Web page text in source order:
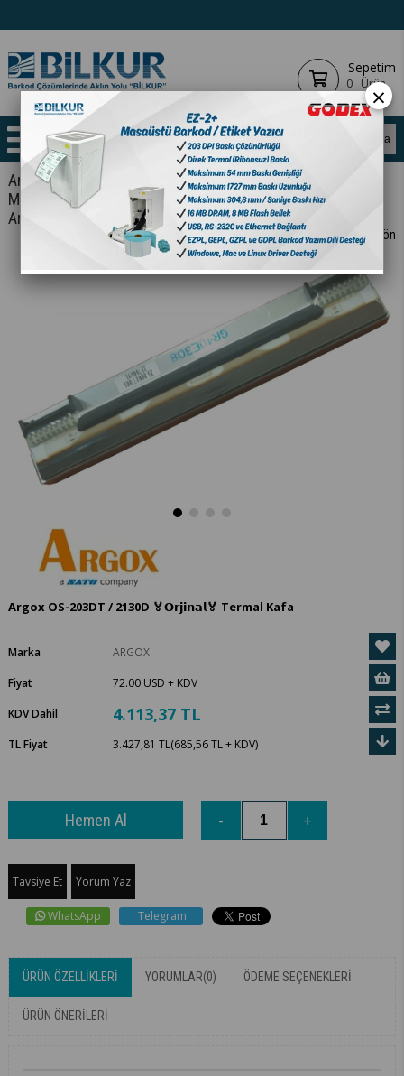
Sepetim
0 Ürün
Anasayfa YAZICILAR
BARKOD YAZICILAR
MASAÜSTÜ
YEDEK PARÇA
Argox OS-203DT / 2130D 🏅𝗢𝗿𝗷𝗶𝗻𝗮𝗹🏅 Termal Kafa
< < Önceki Sayfaya Dön
Argox OS-203DT / 2130D 🏅𝗢𝗿𝗷𝗶𝗻𝗮𝗹🏅 Termal Kafa
Marka
ARGOX
Fiyat
72.00 USD + KDV
KDV Dahil
4.113,37 TL
TL Fiyat 3.427,81 TL(685,56 TL + KDV)
Tavsiye Et Yorum Yaz
WhatsApp Telegram
ÜRÜN ÖZELLIKLERI YORUMLAR(0) ÖDEME SEÇENEKLERI
ÜRÜN ÖNERILERI
×